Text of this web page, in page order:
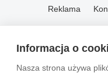
Informacja o
Nasza strona używa
Reklama